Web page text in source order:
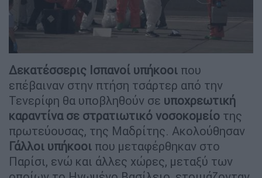
Δεκατέσσερις Ισπανοί υπήκοοι που
επέβαιναν στην πτήση τσάρτερ από την
Τενερίφη θα υποβληθούν σε υποχρεωτική
καραντίνα σε στρατιωτικό νοσοκομείο της
πρωτεύουσας, της Μαδρίτης. Ακολούθησαν
Γάλλοι υπήκοοι που μεταφέρθηκαν στο
Παρίσι, ενώ και άλλες χώρες, μεταξύ των